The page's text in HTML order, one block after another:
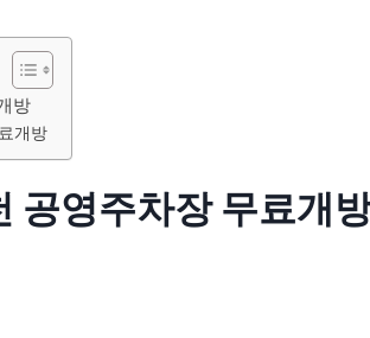
방
개방
공영주차장 무료개